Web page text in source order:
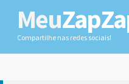
Meu
Compartilhe nas redes sociais!